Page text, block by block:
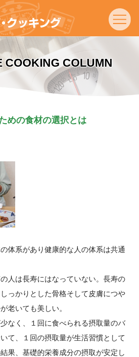
COOKING COLUMN
めの食材の選択とは
体系があり健康的な人の体系は共通
人は長寿にはなっていない。長寿の
っかりとした骨格そして皮膚につや
老いても美しい。
なく、１回に食べられる摂取量のバ
て、１回の摂取量が生活習慣として
果、基礎的栄養成分の摂取が安定し